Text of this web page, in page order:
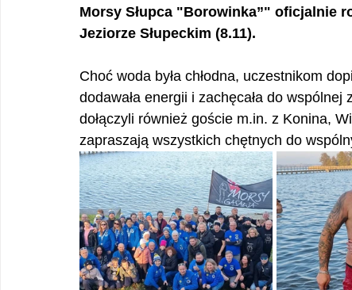
Morsy Słupca "Borowinka”" oficjalnie
Jeziorze Słupeckim (8.11).
Choć woda była chłodna, uczestnikom
dodawała energii i zachęcała do wspólnej
dołączyli również goście m.in. z Konina,
zapraszają wszystkich chętnych do